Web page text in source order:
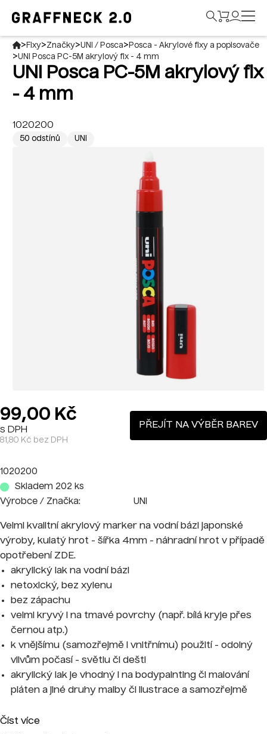
>Fixy>Značky>UNI / Posca>Posca - Akrylové fixy a popisovače
>UNI Posca PC-5M akrylový fix - 4 mm
UNI Posca PC-5M akrylový fix
- 4 mm
1020200
50 odstínů UNI
99,00 Kč
s DPH
81,80 Kč bez DPH
PŘEJÍT NA VÝBĚR BAREV
1020200
Skladem 202 ks
Výrobce / Značka:
UNI
Velmi kvalitní akrylový marker na vodní bázi japonské
výroby, kulatý hrot - šířka 4mm - náhradní hrot v případě
opotřebení ZDE.
akrylický lak na vodní bázi
netoxický, bez xylenu
bez zápachu
velmi kryvý i na tmavé povrchy (např. bílá kryje přes
černou atp.)
k vnějšímu (samozřejmě i vnitřnímu) použití - odolný
vlivům počasí - světlu či dešti
akrylický lak je vhodný i na bodypainting či malování
pláten a jiné druhy malby či ilustrace a samozřejmě
Číst více